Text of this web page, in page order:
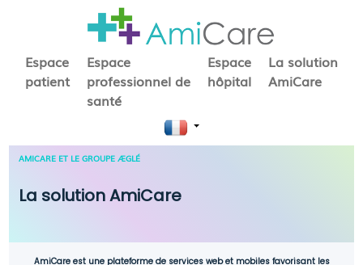
Espace
patient
Espace
professionnel de
santé
Espace
hôpital
La solution
AmiCare
AMICARE ET LE GROUPE ÆGLÉ
La solution AmiCare
AmiCare est une plateforme de services web et mobiles favorisant les